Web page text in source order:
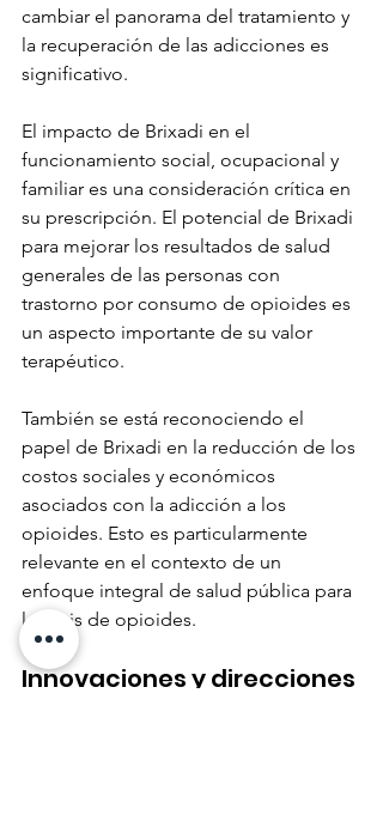
cambiar el panorama del tratamiento y
la recuperación de las adicciones es
significativo.
El impacto de Brixadi en el
funcionamiento social, ocupacional y
familiar es una consideración crítica en
su prescripción. El potencial de Brixadi
para mejorar los resultados de salud
generales de las personas con
trastorno por consumo de opioides es
un aspecto importante de su valor
terapéutico.
También se está reconociendo el
papel de Brixadi en la reducción de los
costos sociales y económicos
asociados con la adicción a los
opioides. Esto es particularmente
relevante en el contexto de un
enfoque integral de salud pública para
la crisis de opioides.
Innovaciones y direcciones